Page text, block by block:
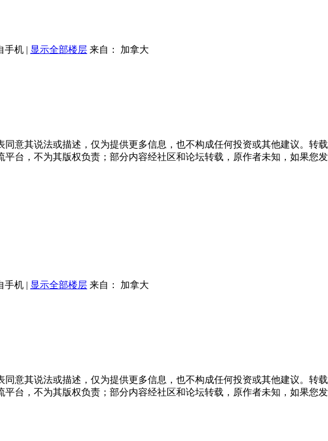
手机 | 显示全部楼层 来自： 加拿大
同意其说法或描述，仅为提供更多信息，也不构成任何投资或其他建议。转
平台，不为其版权负责；部分内容经社区和论坛转载，原作者未知，如果您
手机 | 显示全部楼层 来自： 加拿大
同意其说法或描述，仅为提供更多信息，也不构成任何投资或其他建议。转
平台，不为其版权负责；部分内容经社区和论坛转载，原作者未知，如果您